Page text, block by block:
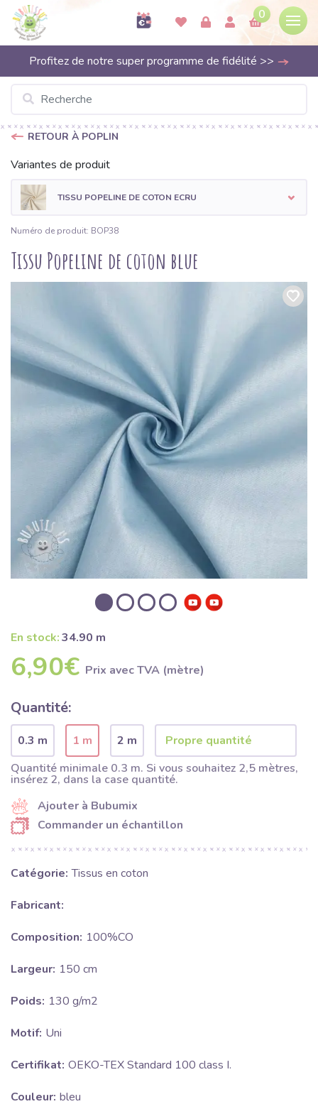
0
Profitez de notre super programme de fidélité >>
RETOUR À POPLIN
Variantes de produit
TISSU POPELINE DE COTON ECRU
Numéro de produit: BOP38
Tissu Popeline de coton blue
En stock:34.90 m
6,90€ Prix ​​avec TVA (mètre)
Quantité:
0.3 m 1 m
2 m
Quantité minimale 0.3 m. Si vous souhaitez 2,5 mètres,
insérez 2, dans la case quantité.
Ajouter à Bubumix
Commander un échantillon
Catégorie: Tissus en coton
Fabricant:
Composition: 100%CO
Largeur: 150 cm
Poids: 130 g/m2
Motif: Uni
Certifikat: OEKO-TEX Standard 100 class I.
Couleur: bleu